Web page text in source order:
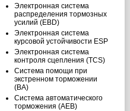
Электронная система
распределения тормозных
усилий (EBD)
Электронная система
курсовой устойчивости ESP
Электронная система
контроля сцепления (TCS)
Система помощи при
экстренном торможении
(BA)
Система автоматического
торможения (AEB)